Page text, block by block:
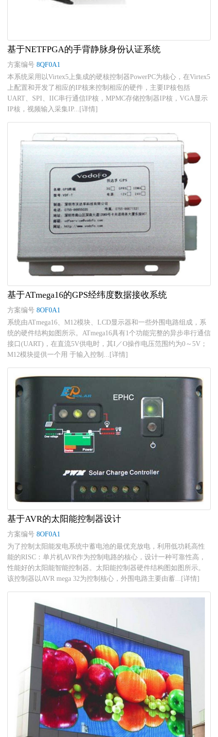
基于NETFPGA的手背静脉身份认证系统
方案编号 8QF0A1
本系统采用以Virtex5上集成的硬核控制器PowerPC为核心，在Virtex5
上配置和开发了相应的IP核来控制相应的硬件，主要IP核包括
UART、SPI、IIC串行通信IP核，MPMC存储控制器IP核，VGA显示
IP核，视频输入采集IP...[详情]
基于ATmega16的GPS经纬度数据接收系统
方案编号 8OF0A1
系统由ATmega16、M12模块、LCD显示器和一些外围电路组成，系
统的硬件结构如图所示。ATmega16具有1个功能完整的异步串行通信
接口(UART)，在直流5V供电时，其I／O操作电压范围约为0～5V；
M12模块提供一个用 于输入控制...[详情]
基于AVR的太阳能控制器设计
方案编号 8OF0A1
为了控制太阳能发电系统中蓄电池的最优充放电，利用低功耗高性
能的RISC：单片机AVR作为控制电路的核心，设计一种可靠性高，
性能好的太阳能智能控制器。太阳能控制器硬件结构图如图所示。
该控制器以AVR mega 32为控制核心，外围电路主要由蓄...[详情]